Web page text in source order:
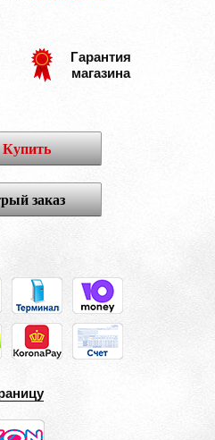
Гарантия
магазина
Купить
заказ